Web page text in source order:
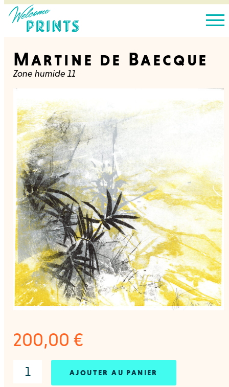
Martine de Baecque
Zone humide 11
200,00 €
AJOUTER AU PANIER